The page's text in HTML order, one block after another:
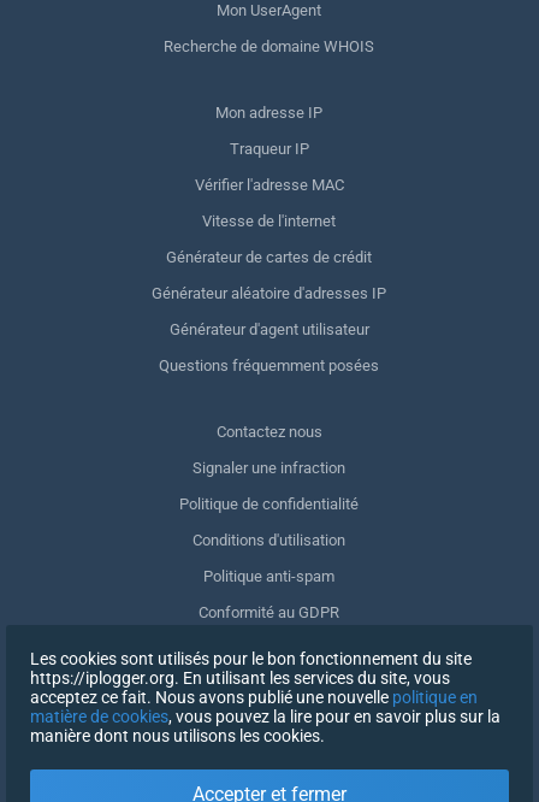
Mon UserAgent
Recherche de domaine WHOIS
Mon adresse IP
Traqueur IP
Vérifier l'adresse MAC
Vitesse de l'internet
Générateur de cartes de crédit
Générateur aléatoire d'adresses IP
Générateur d'agent utilisateur
Questions fréquemment posées
Contactez nous
Signaler une infraction
Politique de confidentialité
Conditions d'utilisation
Politique anti-spam
Conformité au GDPR
Supprimer mes données
Retrait du consentement
Les cookies sont utilisés pour le bon fonctionnement du site
https://iplogger.org. En utilisant les services du site, vous
acceptez ce fait. Nous avons publié une nouvelle politique en
matière de cookies, vous pouvez la lire pour en savoir plus sur la
manière dont nous utilisons les cookies.
Accepter et fermer